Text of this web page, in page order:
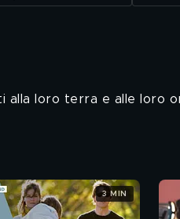
alla loro terra e alle loro
3 MIN